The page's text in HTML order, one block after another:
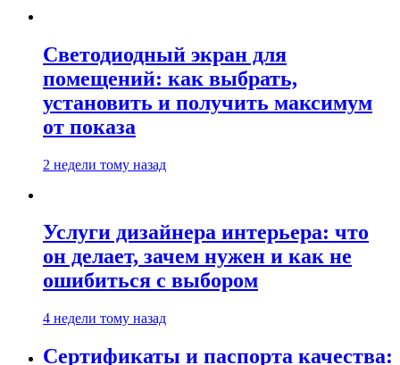
Светодиодный экран для
помещений: как выбрать,
установить и получить максимум
от показа
2 недели тому назад
Услуги дизайнера интерьера: что
он делает, зачем нужен и как не
ошибиться с выбором
4 недели тому назад
Сертификаты и паспорта качества: